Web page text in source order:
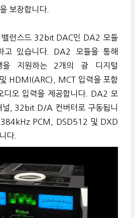
보장합니다.
런스드 32bit DAC인 DA2 모듈
고 있습니다. DA2 모듈을 통해
지원하는 2개의 광 디지털
HDMI(ARC), MCT 입력을 포함
디오 입력을 제공합니다. DA2 모
널, 32bit D/A 컨버터로 구동됩니
384kHz PCM, DSD512 및 DXD
다.